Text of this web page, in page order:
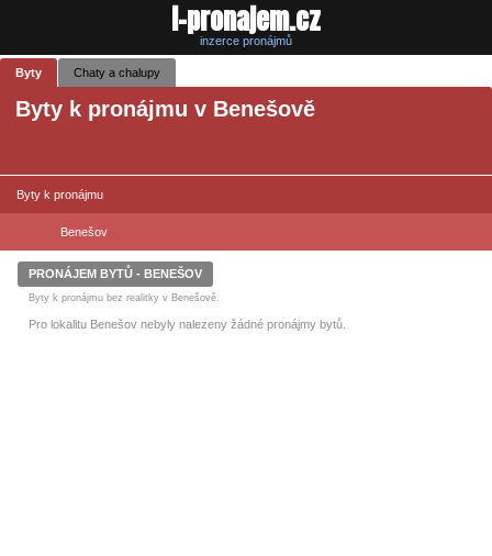
Byty k pronájmu v Benešově
i-pronajem.cz
inzerce pronájmů
Byty Chaty a chalupy
Byty k pronájmu
Benešov
PRONÁJEM BYTŮ - BENEŠOV
Byty k pronájmu bez realitky v Benešově.
Pro lokalitu Benešov nebyly nalezeny žádné pronájmy bytů.